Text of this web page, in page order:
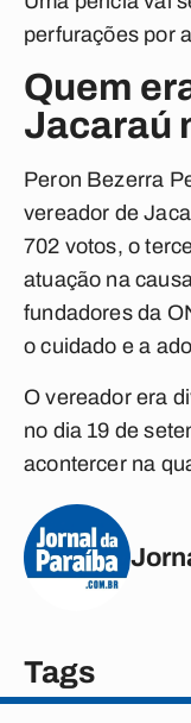
perfurações por
Quem
Jacaraú
Peron Bezerra
vereador de
702 votos, o
atuação na
fundadores da
o cuidado e a
O vereador era
no dia 19 de
acontercer na
Tags